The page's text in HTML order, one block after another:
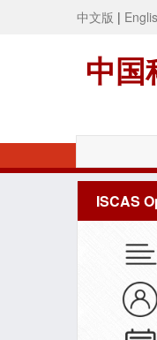
中文版 |
中国
ISCAS